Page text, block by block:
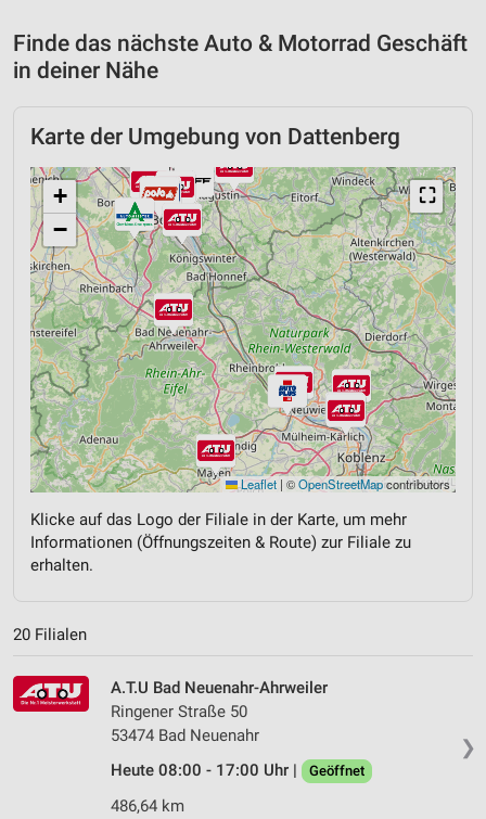
Finde das nächste Auto & Motorrad Geschäft
in deiner Nähe
Karte der Umgebung von Dattenberg
⛶
+
−
Leaflet | ©OpenStreetMapcontributors
Klicke auf das Logo der Filiale in der Karte, um mehr
Informationen (Öffnungszeiten & Route) zur Filiale zu
erhalten.
20 Filialen
❯
A.T.U Bad Neuenahr-Ahrweiler
Ringener Straße 50
53474 Bad Neuenahr
Heute 08:00 - 17:00 Uhr |
Geöffnet
486,64 km